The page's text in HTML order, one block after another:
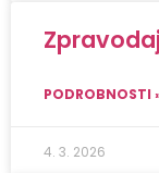
PODROBNOSTI
4. 3. 2026